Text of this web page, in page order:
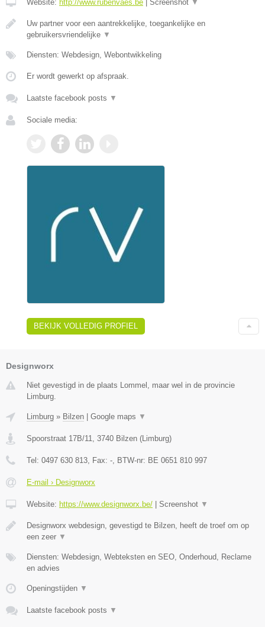
Website: http://www.rubenvaes.be Screenshot ▼
Uw partner voor een aantrekkelijke, toegankelijke en
gebruikersvriendelijke ▼
Diensten: Webdesign, Webontwikkeling
Er wordt gewerkt op afspraak.
Laatste facebook posts ▼
Sociale media:
BEKIJK VOLLEDIG PROFIEL
Designworx
Niet gevestigd in de plaats Lommel, maar wel in de provincie
Limburg.
Limburg » Bilzen Google maps ▼
Spoorstraat 17B/11, 3740 Bilzen (Limburg)
Tel: 0497 630 813, Fax: -, BTW-nr: BE 0651 810 997
E-mail › Designworx
Website: https://www.designworx.be/ Screenshot ▼
Designworx webdesign, gevestigd te Bilzen, heeft de troef om op
een zeer ▼
Diensten: Webdesign, Webteksten en SEO, Onderhoud, Reclame
en advies
Openingstijden ▼
Laatste facebook posts ▼